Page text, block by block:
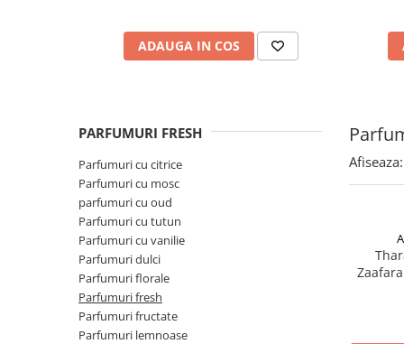
ADAUGA IN COS
PARFUMURI FRESH
Parfumuri cu citrice
Parfumuri cu mosc
parfumuri cu oud
Parfumuri cu tutun
Parfumuri cu vanilie
Parfumuri dulci
Parfumuri florale
Parfumuri fresh
Parfumuri fructate
Parfumuri lemnoase
Afiseaza: